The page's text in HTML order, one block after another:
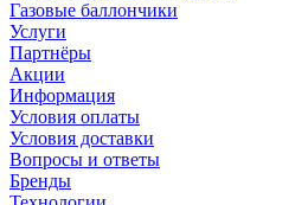
Газовые баллончики
Услуги
Партнёры
Акции
Информация
Условия оплаты
Условия доставки
Вопросы и ответы
Бренды